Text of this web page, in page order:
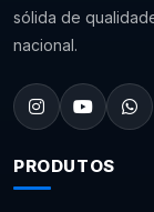
sólida de
nacional.
PRODUTOS